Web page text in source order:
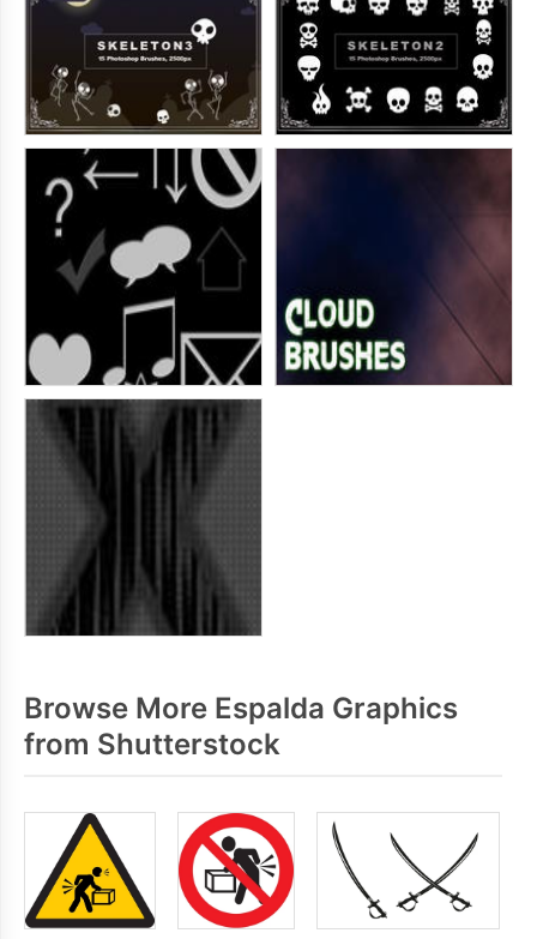
Browse More Espalda Graphics
from Shutterstock